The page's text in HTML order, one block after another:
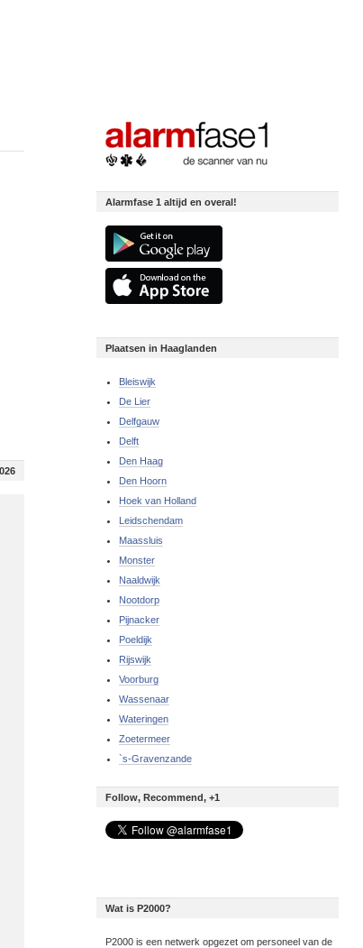
Alarmfase 1 altijd en overal!
Plaatsen in Haaglanden
Bleiswijk
De Lier
Delfgauw
Delft
Den Haag
Den Hoorn
Hoek van Holland
Leidschendam
Maassluis
Monster
Naaldwijk
Nootdorp
Pijnacker
Poeldijk
Rijswijk
Voorburg
Wassenaar
Wateringen
Zoetermeer
`s-Gravenzande
Follow, Recommend, +1
Wat is P2000?
P2000 is een netwerk opgezet om personeel van de